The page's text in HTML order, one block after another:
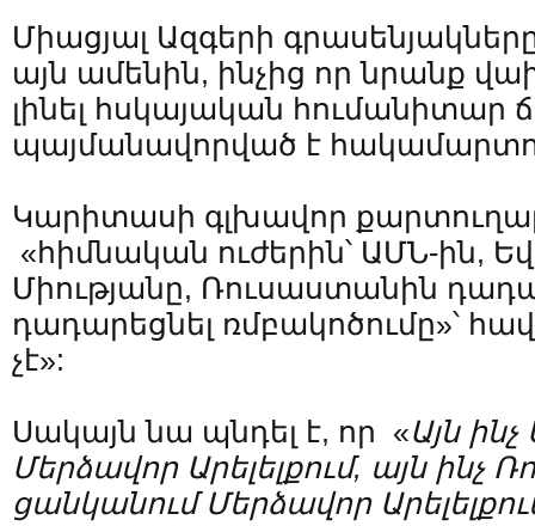
Միացյալ Ազգերի
այն ամենին, ինչից որ նրանք
լինել հսկայական հումանիտար
պայմանավորված է
Կարիտասի գլխավոր
«հիմնական ուժերին՝ ԱՄՆ-ին,
Միությանը, Ռուսաստանին
դադարեցնել ռմբակոծումը»՝
չէ»:
Սակայն նա պնդել է, որ «Այն
Մերձավոր Արելելքում, այն ինչ
ցանկանում Մերձավոր